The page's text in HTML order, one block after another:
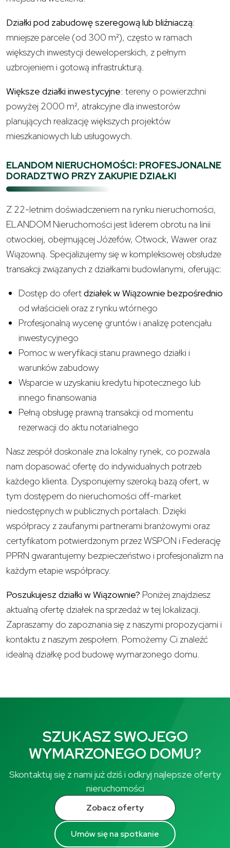
Działki pod zabudowę szeregową lub bliźniaczą:
mniejsze parcele (od 300 m²), często w ramach
większych inwestycji deweloperskich, z pełnym
uzbrojeniem i gotową infrastrukturą.
Większe działki inwestycyjne: tereny o powierzchni
powyżej 2000 m², atrakcyjne dla inwestorów
planujących realizację większych projektów
mieszkaniowych lub usługowych.
ELANDOM NIERUCHOMOŚCI: PROFESJONALNE
DORADZTWO PRZY ZAKUPIE DZIAŁKI
Z 22-letnim doświadczeniem na rynku nieruchomości,
ELANDOM Nieruchomości jest liderem obrotu na linii
otwockiej, obejmującej Józefów, Otwock, Wawer oraz
Wiązowną. Specjalizujemy się w kompleksowej obsłudze
transakcji związanych z działkami budowlanymi, oferując:
Dostęp do ofertdziałek w Wiązownie bezpośrednio
od właścicieli oraz z rynku wtórnego
Profesjonalną wycenę gruntów i analizę potencjału
inwestycyjnego
Pomoc w weryfikacji stanu prawnego działki i
warunków zabudowy
Wsparcie w uzyskaniu kredytu hipotecznego lub
innego finansowania
Pełną obsługę prawną transakcji od momentu
rezerwacji do aktu notarialnego
Nasz zespół doskonale zna lokalny rynek, co pozwala
nam dopasować ofertę do indywidualnych potrzeb
każdego klienta. Dysponujemy szeroką bazą ofert, w
tym dostępem do nieruchomości off-market
niedostępnych w publicznych portalach. Dzięki
współpracy z zaufanymi partnerami branżowymi oraz
certyfikatom potwierdzonym przez WSPON i Federację
PPRN gwarantujemy bezpieczeństwo i profesjonalizm na
każdym etapie współpracy.
Poszukujesz działki w Wiązownie? Poniżej znajdziesz
aktualną ofertę działek na sprzedaż w tej lokalizacji.
Zapraszamy do zapoznania się z naszymi propozycjami i
kontaktu z naszym zespołem. Pomożemy Ci znaleźć
idealną działkę pod budowę wymarzonego domu.
SZUKASZ SWOJEGO
WYMARZONEGO DOMU?
Skontaktuj się z nami już dziś i odkryj najlepsze oferty
nieruchomości
Zobacz oferty
Umów się na spotkanie